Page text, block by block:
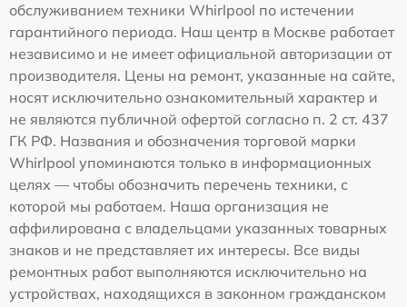
обслуживанием техники Whirlpool по истечении
гарантийного периода. Наш центр в Москве работает
независимо и не имеет официальной авторизации от
производителя. Цены на ремонт, указанные на сайте,
носят исключительно ознакомительный характер и
не являются публичной офертой согласно п. 2 ст. 437
ГК РФ. Названия и обозначения торговой марки
Whirlpool упоминаются только в информационных
целях — чтобы обозначить перечень техники, с
которой мы работаем. Наша организация не
аффилирована с владельцами указанных товарных
знаков и не представляет их интересы. Все виды
ремонтных работ выполняются исключительно на
устройствах, находящихся в законном гражданском